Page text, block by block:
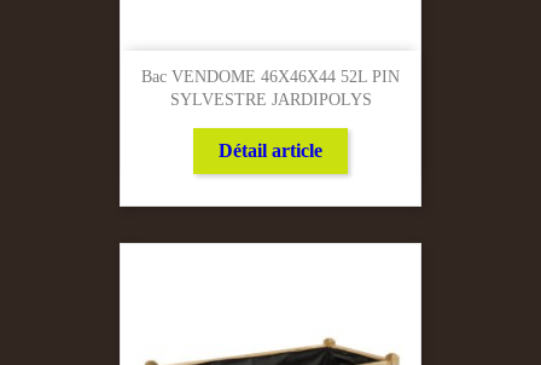
Bac VENDOME 46X46X44 52L PIN
SYLVESTRE JARDIPOLYS
Détail article